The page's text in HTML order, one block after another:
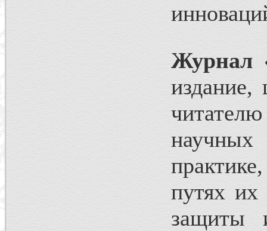
Журнал
издание,
путях их
защиты